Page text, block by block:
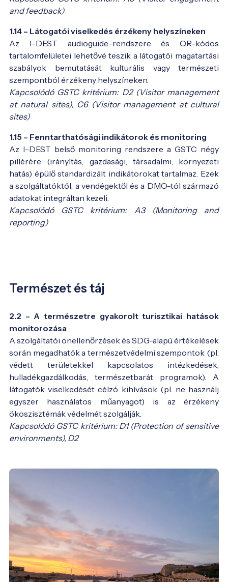
and feedback)
1.14 – Látogatói viselkedés érzékeny helyszíneken
Az I-DEST audioguide-rendszere és QR-kódos
tartalomfelületei lehetővé teszik a látogatói magatartási
szabályok bemutatását kulturális vagy természeti
szempontból érzékeny helyszíneken.
Kapcsolódó GSTC kritérium: D2 (Visitor management
at natural sites), C6 (Visitor management at cultural
sites)
1.15 – Fenntarthatósági indikátorok és monitoring
Az I-DEST belső monitoring rendszere a GSTC négy
pillérére (irányítás, gazdasági, társadalmi, környezeti
hatás) épülő standardizált indikátorokat tartalmaz. Ezek
a szolgáltatóktól, a vendégektől és a DMO-tól származó
adatokat integráltan kezeli.
Kapcsolódó GSTC kritérium: A3 (Monitoring and
reporting)
Természet és táj
2.2 – A természetre gyakorolt turisztikai hatások
monitorozása
A szolgáltatói önellenőrzések és SDG-alapú értékelések
során megadhatók a természetvédelmi szempontok (pl.
védett területekkel kapcsolatos intézkedések,
hulladékgazdálkodás, természetbarát programok). A
látogatók viselkedését célzó kihívások (pl. ne használj
egyszer használatos műanyagot) is az érzékeny
ökoszisztémák védelmét szolgálják.
Kapcsolódó GSTC kritérium: D1 (Protection of sensitive
environments), D2